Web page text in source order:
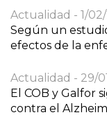
Actualidad
1/
Según un
efectos de la
Actualidad
29/
El COB y Galfor
contra el